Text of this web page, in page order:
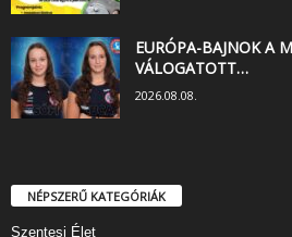
EURÓPA-BAJNOK A
VÁLOGATOTT…
2026.08.08.
NÉPSZERŰ KATEGÓRIÁK
Szentesi Élet